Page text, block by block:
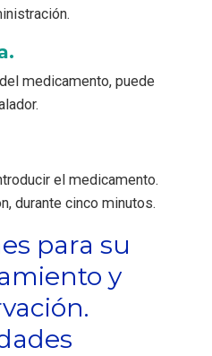
medicamento, puede
el medicamento.
durante cinco minutos.
para su
y